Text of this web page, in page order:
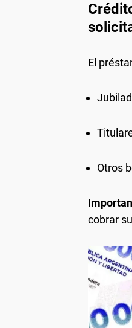
El
Otros
cobrar